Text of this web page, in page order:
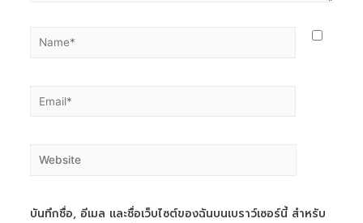
บันทึกชื่อ, อีเมล และชื่อเว็บไซต์ของฉันบนเบราว์เซอร์นี้ สำหรับ